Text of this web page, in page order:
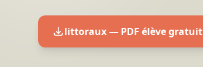
littoraux — PDF élève gratuit